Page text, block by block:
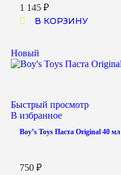
1 145 ₽
В КОРЗИНУ
Новый
Быстрый просмотр
В избранное
Boy’s Toys Паста Original 40 мл
750 ₽